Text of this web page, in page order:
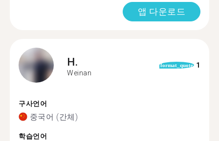
앱 다운로드
H.
Weinan
format_quote 1
구사언어
중국어 (간체)
학습언어